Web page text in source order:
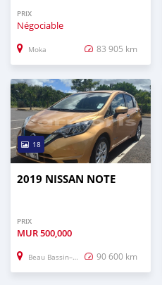
PRIX
Négociable
Moka 83 905 km
18
2019 NISSAN NOTE
PRIX
MUR500,000
Beau Bassin–Rose Hill 90 600 km